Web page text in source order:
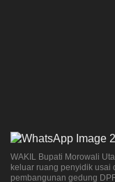
WAKIL Bupati Morowali
keluar ruang penyidik usai
pembangunan gedung